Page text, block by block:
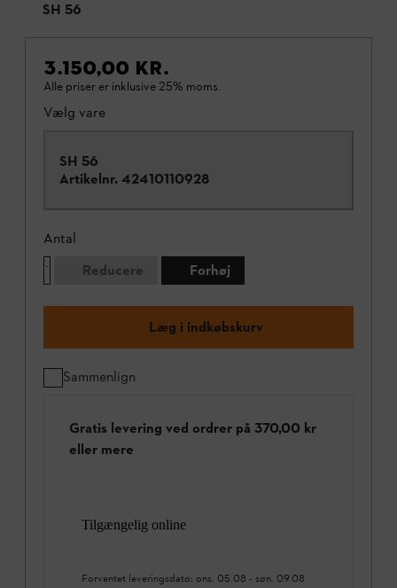
SH 56
3.150,00 KR.
Alle priser er inklusive 25% moms.
Vælg vare
SH 56
Artikelnr. 42410110928
Antal
Reducere
Forhøj
Læg i indkøbskurv
Sammenlign
Gratis levering ved ordrer på 370,00 kr
eller mere
Tilgængelig online
Forventet leveringsdato: ons. 05.08 - søn. 09.08